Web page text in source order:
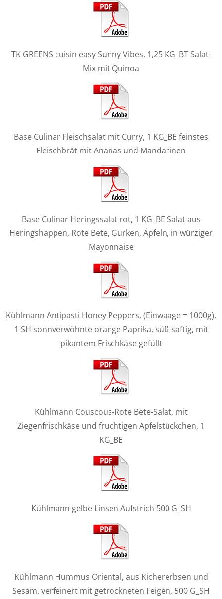
TK GREENS cuisin easy Sunny Vibes, 1,25 KG_BT Salat-
Mix mit Quinoa
Base Culinar Fleischsalat mit Curry, 1 KG_BE feinstes
Fleischbrät mit Ananas und Mandarinen
Base Culinar Heringssalat rot, 1 KG_BE Salat aus
Heringshappen, Rote Bete, Gurken, Äpfeln, in würziger
Mayonnaise
Kühlmann Antipasti Honey Peppers, (Einwaage = 1000g),
1 SH sonnverwöhnte orange Paprika, süß-saftig, mit
pikantem Frischkäse gefüllt
Kühlmann Couscous-Rote Bete-Salat, mit
Ziegenfrischkäse und fruchtigen Apfelstückchen, 1
KG_BE
Kühlmann gelbe Linsen Aufstrich 500 G_SH
Kühlmann Hummus Oriental, aus Kichererbsen und
Sesam, verfeinert mit getrockneten Feigen, 500 G_SH